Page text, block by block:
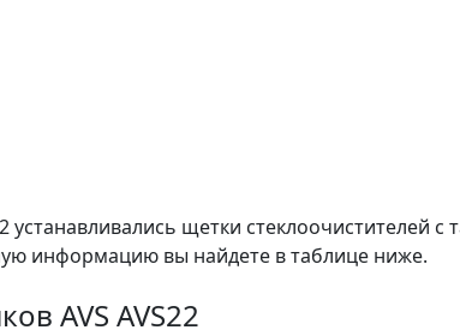
устанавливались щетки стеклоочистителей с
информацию вы найдете в таблице ниже.
AVS AVS22